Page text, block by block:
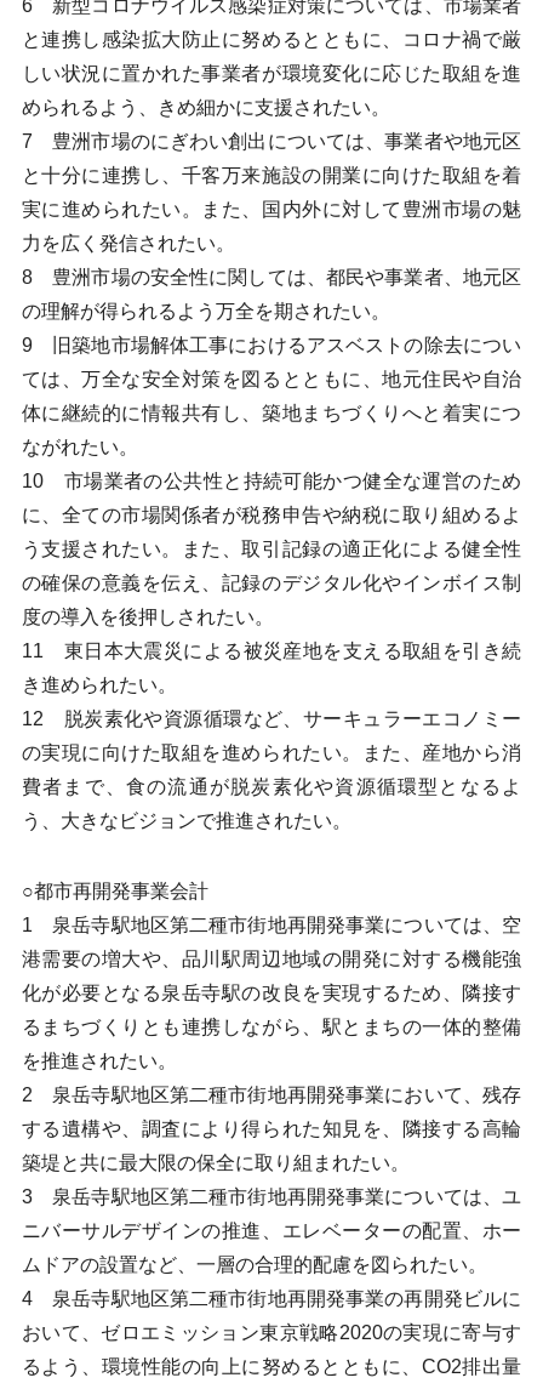
6 新型コロナウイルス感染症対策については、市場業者
と連携し感染拡大防止に努めるとともに、コロナ禍で厳
しい状況に置かれた事業者が環境変化に応じた取組を進
められるよう、きめ細かに支援されたい。
7 豊洲市場のにぎわい創出については、事業者や地元区
と十分に連携し、千客万来施設の開業に向けた取組を着
実に進められたい。また、国内外に対して豊洲市場の魅
力を広く発信されたい。
8 豊洲市場の安全性に関しては、都民や事業者、地元区
の理解が得られるよう万全を期されたい。
9 旧築地市場解体工事におけるアスベストの除去につい
ては、万全な安全対策を図るとともに、地元住民や自治
体に継続的に情報共有し、築地まちづくりへと着実につ
ながれたい。
10 市場業者の公共性と持続可能かつ健全な運営のため
に、全ての市場関係者が税務申告や納税に取り組めるよ
う支援されたい。また、取引記録の適正化による健全性
の確保の意義を伝え、記録のデジタル化やインボイス制
度の導入を後押しされたい。
11 東日本大震災による被災産地を支える取組を引き続
き進められたい。
12 脱炭素化や資源循環など、サーキュラーエコノミー
の実現に向けた取組を進められたい。また、産地から消
費者まで、食の流通が脱炭素化や資源循環型となるよ
う、大きなビジョンで推進されたい。
○都市再開発事業会計
1 泉岳寺駅地区第二種市街地再開発事業については、空
港需要の増大や、品川駅周辺地域の開発に対する機能強
化が必要となる泉岳寺駅の改良を実現するため、隣接す
るまちづくりとも連携しながら、駅とまちの一体的整備
を推進されたい。
2 泉岳寺駅地区第二種市街地再開発事業において、残存
する遺構や、調査により得られた知見を、隣接する高輪
築堤と共に最大限の保全に取り組まれたい。
3 泉岳寺駅地区第二種市街地再開発事業については、ユ
ニバーサルデザインの推進、エレベーターの配置、ホー
ムドアの設置など、一層の合理的配慮を図られたい。
4 泉岳寺駅地区第二種市街地再開発事業の再開発ビルに
おいて、ゼロエミッション東京戦略2020の実現に寄与す
るよう、環境性能の向上に努めるとともに、CO2排出量